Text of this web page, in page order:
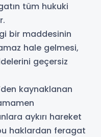
tüm hukuki
bir maddesinin
hale gelmesi,
geçersiz
kaynaklanan
aykırı hareket
haklardan feragat